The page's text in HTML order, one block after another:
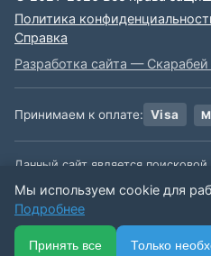
Политика
Справка
Разработка сайта —
Принимаем к оплате: Visa
Данный сайт является
размещенные на сайте, взяты из
несем ответственности за
🏠 📋
Мы используем cookie для
Подробнее
Принять все Только